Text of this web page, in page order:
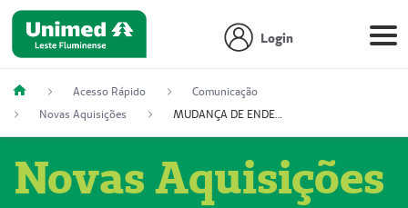
Login
Acesso Rápido
Comunicação
Novas Aquisições
MUDANÇA DE ENDEREÇO - DIAGITAB SERVIÇOS MÉDICOS LTDA (54003267-5)
Novas Aquisições